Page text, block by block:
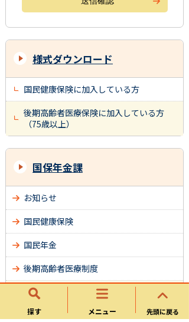
探す メニュー 先頭に戻る
様式ダウンロード
国民健康保険に加入している方
後期高齢者医療保険に加入している方
（75歳以上）
国保年金課
お知らせ
国民健康保険
国民年金
後期高齢者医療制度
様式ダウンロード
パブリックコメント